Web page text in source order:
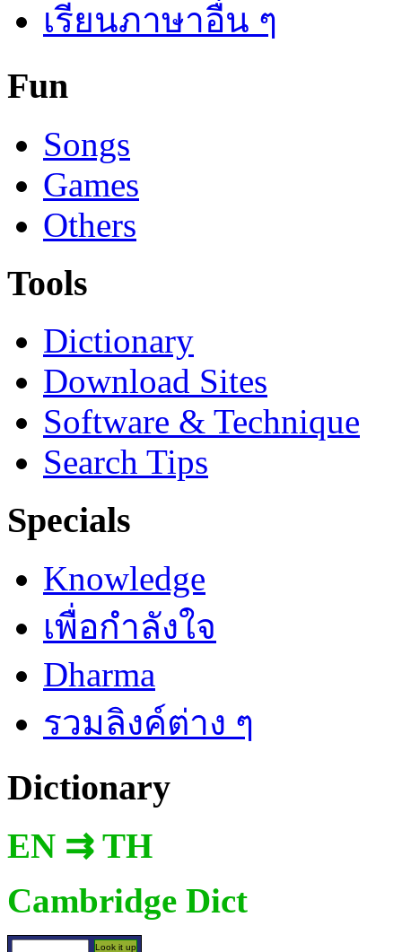
เรียนภาษาอื่น ๆ
Fun
Songs
Games
Others
Tools
Dictionary
Download Sites
Software & Technique
Search Tips
Specials
Knowledge
เพื่อกำลังใจ
Dharma
รวมลิงค์ต่าง ๆ
Dictionary
EN ⇉ TH
Cambridge Dict